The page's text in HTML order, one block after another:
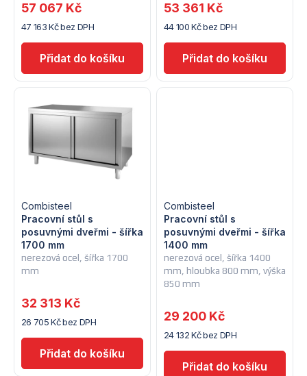
d
u
k
o
d
u
k
47 163 Kč bez DPH
57 067 Kč
44 100 Kč bez DPH
53 361 Kč
nerezová ocel, šířka 1700
mm
Pracovní stůl s
posuvnými dveřmi - šířka
1700 mm
Combisteel
26 705 Kč bez DPH
32 313 Kč
nerezová ocel, šířka 1400
mm, hloubka 800 mm, výška
850 mm
Pracovní stůl s
posuvnými dveřmi - šířka
1400 mm
Combisteel
24 132 Kč bez DPH
29 200 Kč